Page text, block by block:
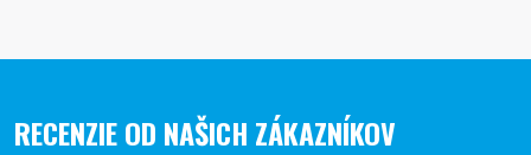
RECENZIE OD NAŠICH ZÁKAZNÍKOV